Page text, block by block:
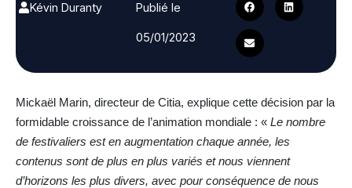
Kévin Duranty
Publié le
05/01/2023
Mickaël Marin, directeur de Citia, explique cette décision par la
formidable croissance de l’animation mondiale : « Le nombre
de festivaliers est en augmentation chaque année, les
contenus sont de plus en plus variés et nous viennent
d’horizons les plus divers, avec pour conséquence de nous